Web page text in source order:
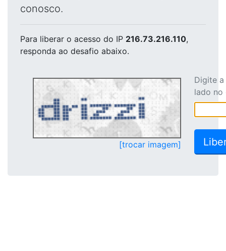
conosco.
Para liberar o acesso do IP 216.73.216.110,
responda ao desafio abaixo.
[trocar imagem]
Digite
lado no